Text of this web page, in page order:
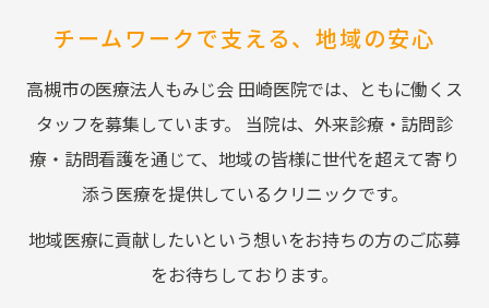
チームワークで支える、 地域の安心
高槻市の医療法人もみじ会 田崎医院では、ともに働くス
タッフを募集しています。 当院は、外来診療・訪問診
療・訪問看護を通じて、地域の皆様に世代を超えて寄り
添う医療を提供しているクリニックです。
地域医療に貢献したいという想いをお持ちの方のご応募
をお待ちしております。